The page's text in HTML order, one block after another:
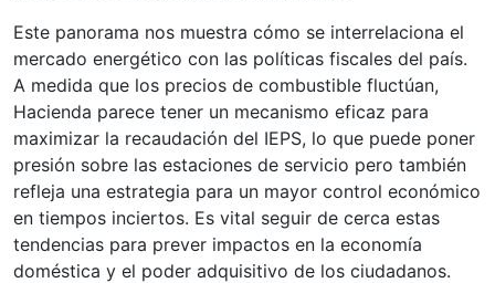
Este panorama nos muestra cómo se interrelaciona el
mercado energético con las políticas fiscales del país.
A medida que los precios de combustible fluctúan,
Hacienda parece tener un mecanismo eficaz para
maximizar la recaudación del IEPS, lo que puede poner
presión sobre las estaciones de servicio pero también
refleja una estrategia para un mayor control económico
en tiempos inciertos. Es vital seguir de cerca estas
tendencias para prever impactos en la economía
doméstica y el poder adquisitivo de los ciudadanos.